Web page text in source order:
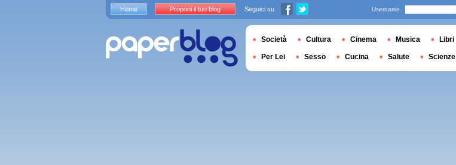
Home Proponi il tuo blog Seguici su Username
Società Cultura Cinema Musica Libri
Per Lei Sesso Cucina Salute Scienze